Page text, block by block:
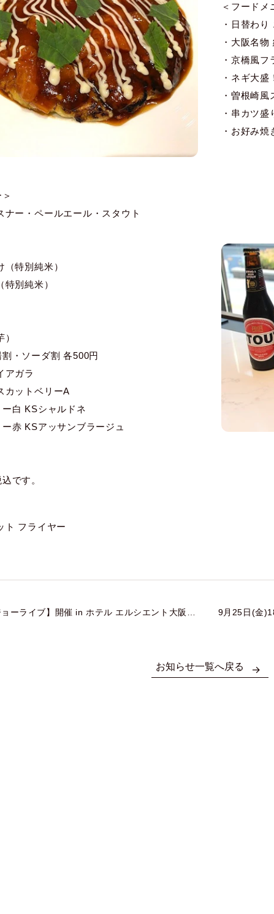
＜フードメ
・日替わ
・大阪名
・京橋風
・ネギ大
・曽根崎
・串カツ
・お好み
ナー・ペールエール・スタウト
（特別純米）
特別純米）
・ソーダ割 各500円
アガラ
カットベリーA
ー白 KSシャルドネ
赤 KSアッサンブラージュ
です。
ト フライヤー
ーライブ】開催 in ホテル エルシエント大阪｜9
9月25日(金
お知らせ一覧へ戻る